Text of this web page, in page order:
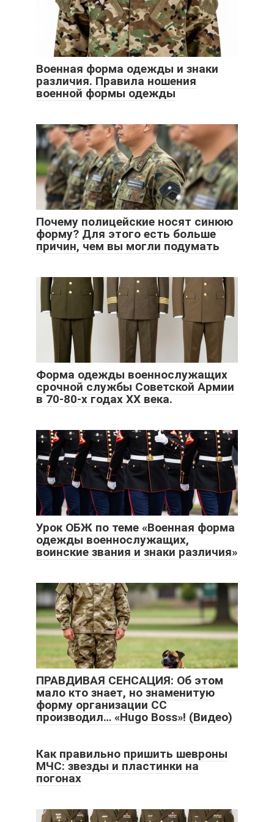
Военная форма одежды и знаки
различия. Правила ношения
военной формы одежды
Почему полицейские носят синюю
форму? Для этого есть больше
причин, чем вы могли подумать
Форма одежды военнослужащих
срочной службы Советской Армии
в 70-80-х годах XX века.
Урок ОБЖ по теме «Военная форма
одежды военнослужащих,
воинские звания и знаки различия»
ПРАВДИВАЯ СЕНСАЦИЯ: Об этом
мало кто знает, но знаменитую
форму организации СС
производил… «Hugo Boss»! (Видео)
Как правильно пришить шевроны
МЧС: звезды и пластинки на
погонах